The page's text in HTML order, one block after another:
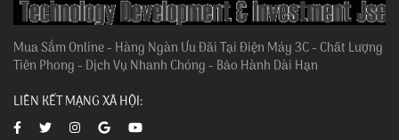
Mua Sắm Online - Hàng Ngàn Ưu Đãi Tại Điện Máy 3C - Chất Lượng
Tiên Phong - Dịch Vụ Nhanh Chóng - Bảo Hành Dài Hạn
LIÊN KẾT MẠNG XÃ HỘI: